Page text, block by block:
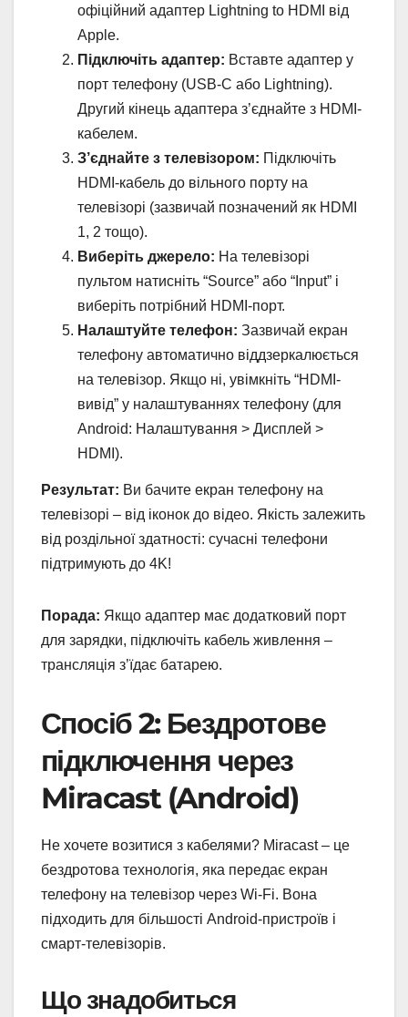
офіційний адаптер Lightning to HDMI від
Apple.
Підключіть адаптер: Вставте адаптер у
порт телефону (USB-C або Lightning).
Другий кінець адаптера з’єднайте з HDMI-
кабелем.
З’єднайте з телевізором: Підключіть
HDMI-кабель до вільного порту на
телевізорі (зазвичай позначений як HDMI
1, 2 тощо).
Виберіть джерело: На телевізорі
пультом натисніть “Source” або “Input” і
виберіть потрібний HDMI-порт.
Налаштуйте телефон: Зазвичай екран
телефону автоматично віддзеркалюється
на телевізор. Якщо ні, увімкніть “HDMI-
вивід” у налаштуваннях телефону (для
Android: Налаштування > Дисплей >
HDMI).
Результат: Ви бачите екран телефону на
телевізорі – від іконок до відео. Якість залежить
від роздільної здатності: сучасні телефони
підтримують до 4K!
Порада: Якщо адаптер має додатковий порт
для зарядки, підключіть кабель живлення –
трансляція з’їдає батарею.
Спосіб 2: Бездротове
підключення через
Miracast (Android)
Не хочете возитися з кабелями? Miracast – це
бездротова технологія, яка передає екран
телефону на телевізор через Wi-Fi. Вона
підходить для більшості Android-пристроїв і
смарт-телевізорів.
Що знадобиться